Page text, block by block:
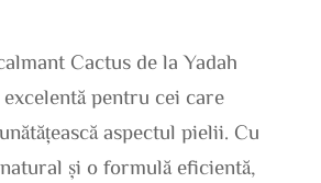
Cactus de la Yadah
excelentă pentru cei care
aspectul pielii. Cu
și o formulă eficientă,